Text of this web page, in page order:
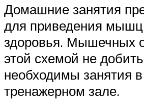
Домашние занятия
для приведения мышц
здоровья. Мышечных
этой схемой не
необходимы занятия в
тренажерном зале.